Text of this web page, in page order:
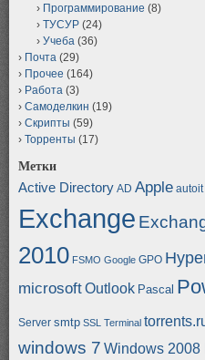
Программирование (8)
ТУСУР (24)
Учеба (36)
Почта (29)
Прочее (164)
Работа (3)
Самоделкин (19)
Скрипты (59)
Торренты (17)
Метки
Active Directory AD Apple autoit
Exchange
2010 FSMO Google GPO
microsoftOutlook Pascal
Server smtp SSL Terminal
windows 7 Windows 2008